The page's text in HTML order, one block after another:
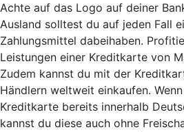
Achte auf das Logo auf deiner
Ausland solltest du auf jeden Fall
Zahlungsmittel dabeihaben.
Leistungen einer Kreditkarte von
Zudem kannst du mit der
Händlern weltweit einkaufen.
Kreditkarte bereits innerhalb
kannst du diese auch ohne